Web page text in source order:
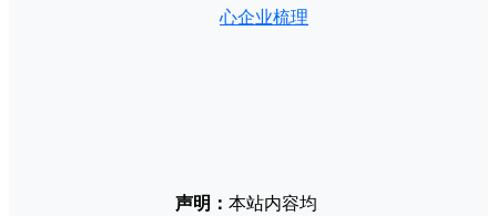
心企业梳理
声明： 本站内容均